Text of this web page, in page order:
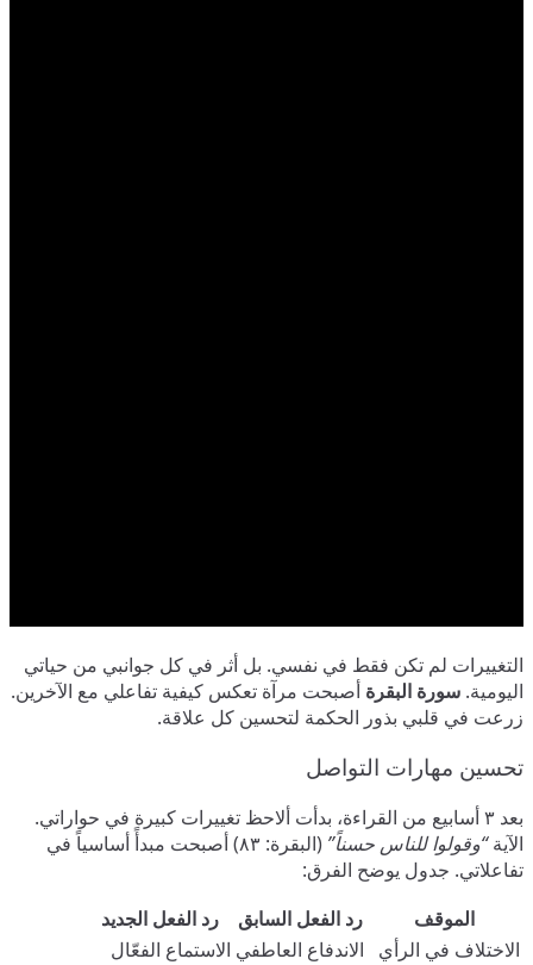
التغييرات لم تكن فقط في نفسي. بل أثر في كل جوانبي من حياتي
اليومية. سورة البقرة أصبحت مرآة تعكس كيفية تفاعلي مع الآخرين.
زرعت في قلبي بذور الحكمة لتحسين كل علاقة.
تحسين مهارات التواصل
بعد ٣ أسابيع من القراءة، بدأت ألاحظ تغييرات كبيرة في حواراتي.
الآية“وقولوا للناس حسناً”
(البقرة: ٨٣) أصبحت مبدأً أساسياً في
تفاعلاتي. جدول يوضح الفرق:
الموقف
رد الفعل السابق
رد الفعل الجديد
الاختلاف في الرأي
الاندفاع العاطفي الاستماع الفعّال